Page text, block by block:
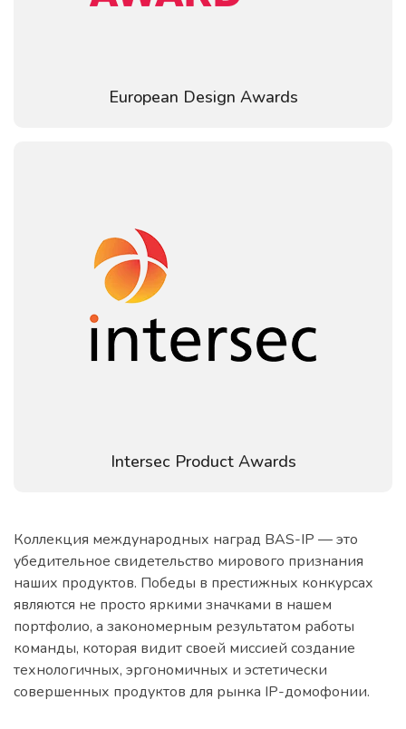
European Design Awards
Intersec Product Awards
Коллекция международных наград BAS-IP — это
убедительное свидетельство мирового признания
наших продуктов. Победы в престижных конкурсах
являются не просто яркими значками в нашем
портфолио, а закономерным результатом работы
команды, которая видит своей миссией создание
технологичных, эргономичных и эстетически
совершенных продуктов для рынка IP-домофонии.